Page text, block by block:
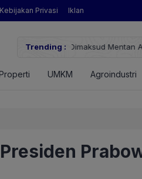
Kebijakan Privasi Iklan
Trending :
Huawei Digital
UMKM Agroindustri